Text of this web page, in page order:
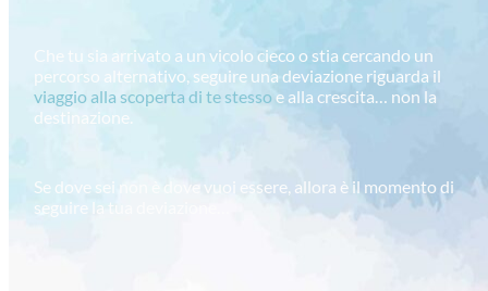
Che tu sia arrivato a un vicolo cieco o stia cercando un
percorso alternativo, seguire una deviazione riguarda il
viaggio alla scoperta di te stesso e alla crescita… non la
destinazione.
Se dove sei non è dove vuoi essere, allora è il momento di
seguire la tua deviazione…